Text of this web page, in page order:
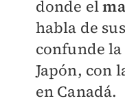
donde el
habla de
confunde la
Japón, con
en Canadá.